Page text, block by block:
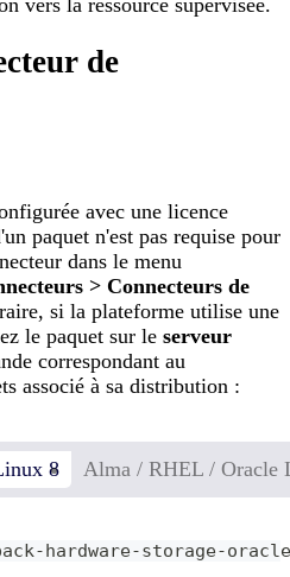
de
avec une licence
paquet n'est pas requise pour
dans le menu
> Connecteurs de
si la plateforme utilise une
le paquet sur le serveur
correspondant au
associé à sa distribution :
8 Alma / RHEL / Oracle
hardware-storage-